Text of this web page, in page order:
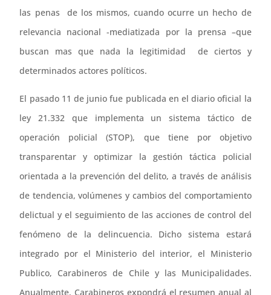
las penas de los mismos, cuando ocurre un hecho de
relevancia nacional -mediatizada por la prensa –que
buscan mas que nada la legitimidad de ciertos y
determinados actores políticos.
El pasado 11 de junio fue publicada en el diario oficial la
ley 21.332 que implementa un sistema táctico de
operación policial (STOP), que tiene por objetivo
transparentar y optimizar la gestión táctica policial
orientada a la prevención del delito, a través de análisis
de tendencia, volúmenes y cambios del comportamiento
delictual y el seguimiento de las acciones de control del
fenómeno de la delincuencia. Dicho sistema estará
integrado por el Ministerio del interior, el Ministerio
Publico, Carabineros de Chile y las Municipalidades.
Anualmente, Carabineros expondrá el resumen anual al